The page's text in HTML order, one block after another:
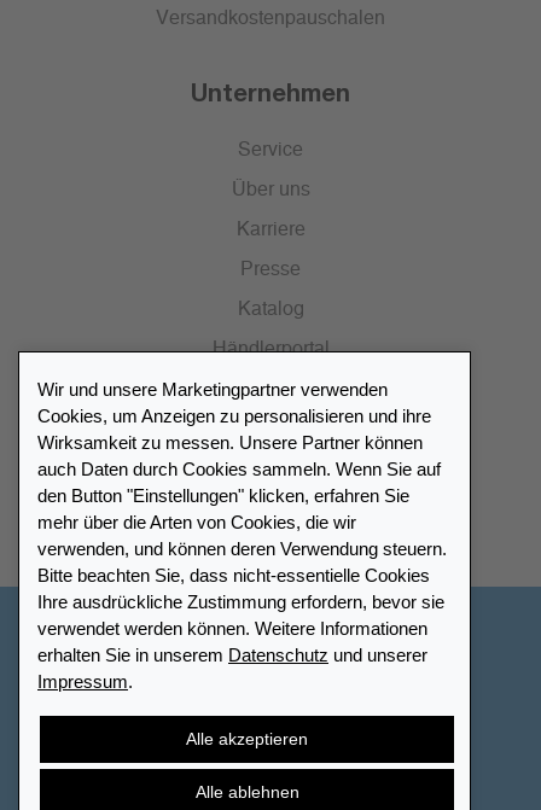
Versandkostenpauschalen
Unternehmen
Service
Über uns
Karriere
Presse
Katalog
Händlerportal
Händlerverzeichnis
Meinen Leuchtturm Händler finden
Wir und unsere Marketingpartner verwenden
Cookies, um Anzeigen zu personalisieren und ihre
Wirksamkeit zu messen. Unsere Partner können
auch Daten durch Cookies sammeln. Wenn Sie auf
den Button "Einstellungen" klicken, erfahren Sie
mehr über die Arten von Cookies, die wir
verwenden, und können deren Verwendung steuern.
Bitte beachten Sie, dass nicht-essentielle Cookies
Ihre ausdrückliche Zustimmung erfordern, bevor sie
verwendet werden können. Weitere Informationen
erhalten Sie in unserem Datenschutz und unserer
Impressum.
Alle akzeptieren
Alle ablehnen
Deutschland
Cookie-Einstellungen
Widerrufsbelehrung Vertrag widerrufen